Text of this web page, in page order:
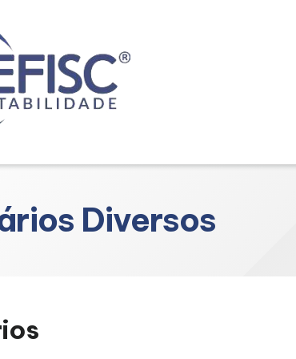
Diversos